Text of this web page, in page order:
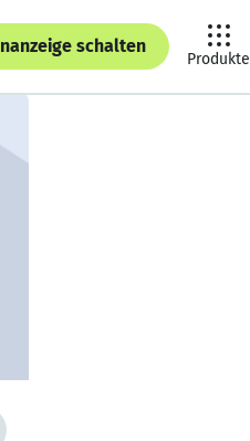
schalten
Produkte